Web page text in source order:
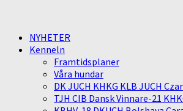
NYHETER
Kenneln
Framtidsplaner
Våra hundar
DK JUCH KHKG KLB JUCH
TJH CIB Dansk Vinnare-21